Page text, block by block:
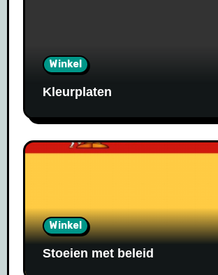
Winkel
Kleurplaten
Winkel
Stoeien met beleid